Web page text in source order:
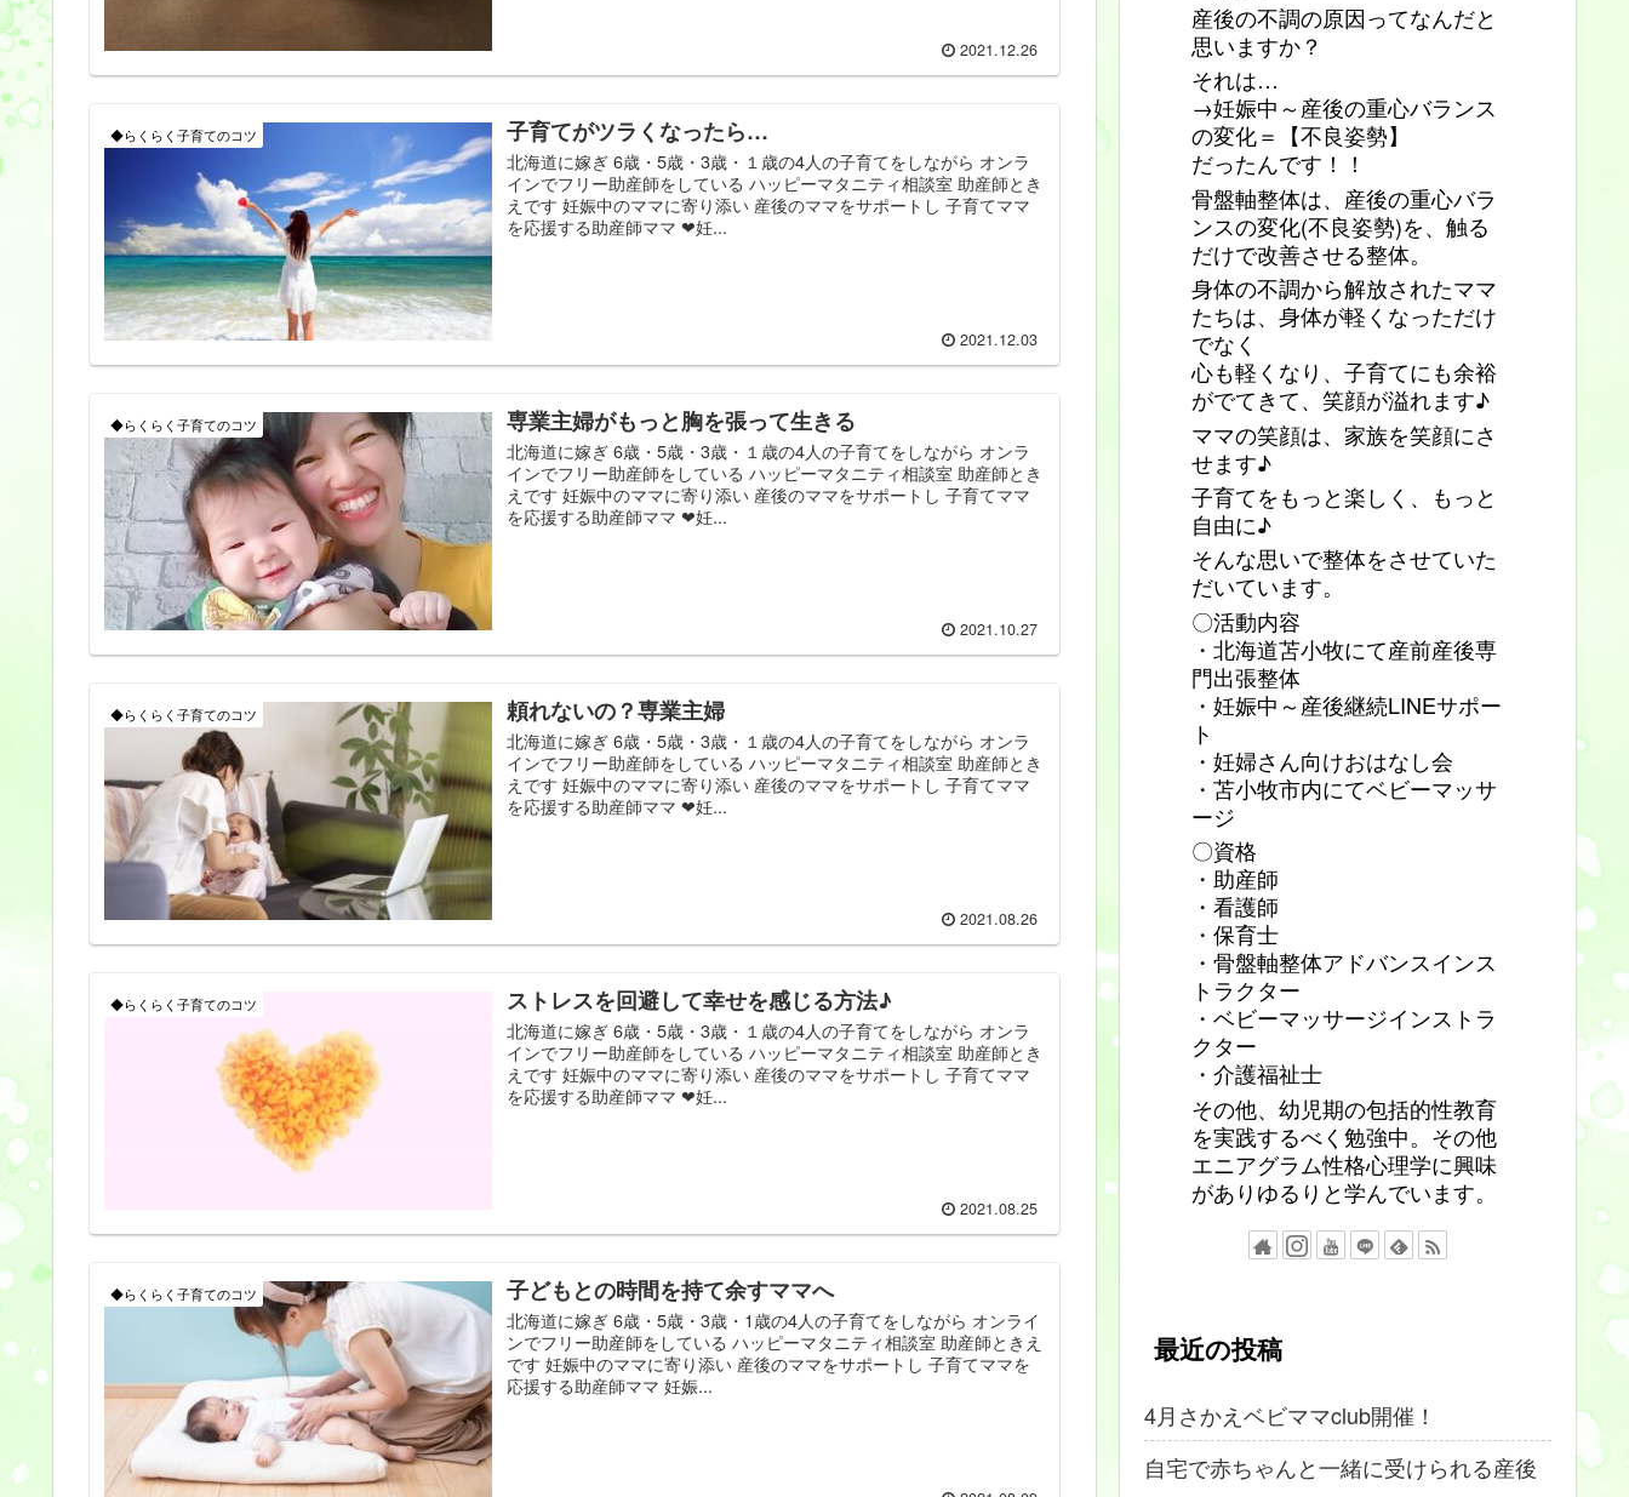
2021.12.26
◆らくらく子育てのコツ 子育てがツラくなったら…
北海道に嫁ぎ 6歳・5歳・3歳・１歳の4人の子育てをしながら オンラ
インでフリー助産師をしている ハッピーマタニティ相談室 助産師とき
えです 妊娠中のママに寄り添い 産後のママをサポートし 子育てママ
を応援する助産師ママ ❤妊...
2021.12.03
◆らくらく子育てのコツ 専業主婦がもっと胸を張って生きる
北海道に嫁ぎ 6歳・5歳・3歳・１歳の4人の子育てをしながら オンラ
インでフリー助産師をしている ハッピーマタニティ相談室 助産師とき
えです 妊娠中のママに寄り添い 産後のママをサポートし 子育てママ
を応援する助産師ママ ❤妊...
2021.10.27
◆らくらく子育てのコツ 頼れないの？専業主婦
北海道に嫁ぎ 6歳・5歳・3歳・１歳の4人の子育てをしながら オンラ
インでフリー助産師をしている ハッピーマタニティ相談室 助産師とき
えです 妊娠中のママに寄り添い 産後のママをサポートし 子育てママ
を応援する助産師ママ ❤妊...
2021.08.26
◆らくらく子育てのコツ ストレスを回避して幸せを感じる方法♪
北海道に嫁ぎ 6歳・5歳・3歳・１歳の4人の子育てをしながら オンラ
インでフリー助産師をしている ハッピーマタニティ相談室 助産師とき
えです 妊娠中のママに寄り添い 産後のママをサポートし 子育てママ
を応援する助産師ママ ❤妊...
2021.08.25
◆らくらく子育てのコツ 子どもとの時間を持て余すママへ
北海道に嫁ぎ 6歳・5歳・3歳・1歳の4人の子育てをしながら オンライ
ンでフリー助産師をしている ハッピーマタニティ相談室 助産師ときえ
です 妊娠中のママに寄り添い 産後のママをサポートし 子育てママを
応援する助産師ママ 妊娠...
産後の不調の原因ってなんだと
思いますか？
それは…
→妊娠中～産後の重心バランス
の変化＝【不良姿勢】
だったんです！！
骨盤軸整体は、産後の重心バラ
ンスの変化(不良姿勢)を、触る
だけで改善させる整体。
身体の不調から解放されたママ
たちは、身体が軽くなっただけ
でなく
心も軽くなり、子育てにも余裕
がでてきて、笑顔が溢れます♪
ママの笑顔は、家族を笑顔にさ
せます♪
子育てをもっと楽しく、もっと
自由に♪
そんな思いで整体をさせていた
だいています。
〇活動内容
・北海道苫小牧にて産前産後専
門出張整体
・妊娠中～産後継続LINEサポー
ト
・妊婦さん向けおはなし会
・苫小牧市内にてベビーマッサ
ージ
〇資格
・助産師
・看護師
・保育士
・骨盤軸整体アドバンスインス
トラクター
・ベビーマッサージインストラ
クター
・介護福祉士
その他、幼児期の包括的性教育
を実践するべく勉強中。その他
エニアグラム性格心理学に興味
がありゆるりと学んでいます。
最近の投稿
4月さかえベビママclub開催！
自宅で赤ちゃんと一緒に受けられる産後